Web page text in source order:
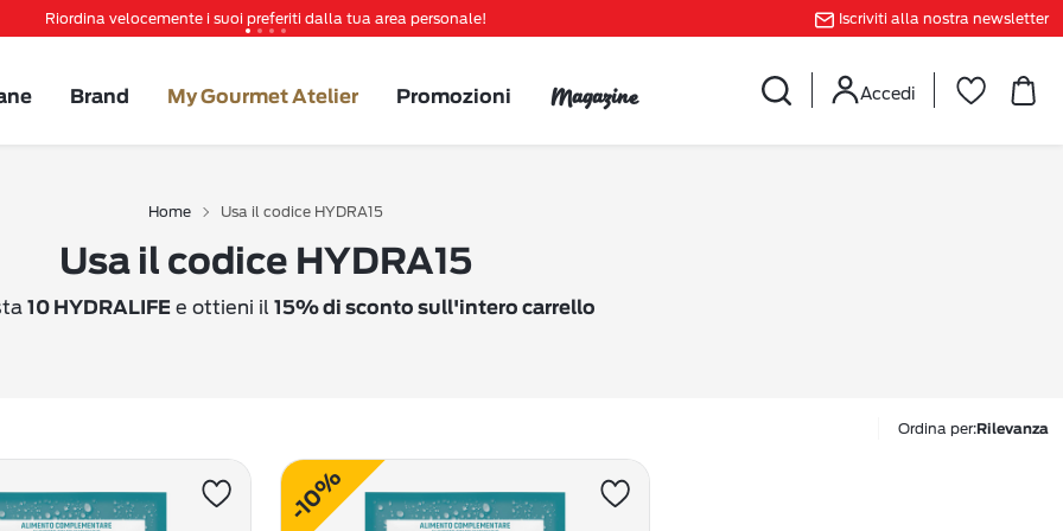
Riordina velocemente i suoi preferiti dalla tua area personale!
Spedizione gratuita a partire da 49 €
Iscriviti alla nostra newsletter
Brand My Gourmet Atelier Promozioni Magazine Accedi
Home Usa il codice HYDRA15
Usa il codice HYDRA15
10 HYDRALIFEe ottieni il 15% di sconto sull'intero carrello
Ordina per:Rilevanza
-10%